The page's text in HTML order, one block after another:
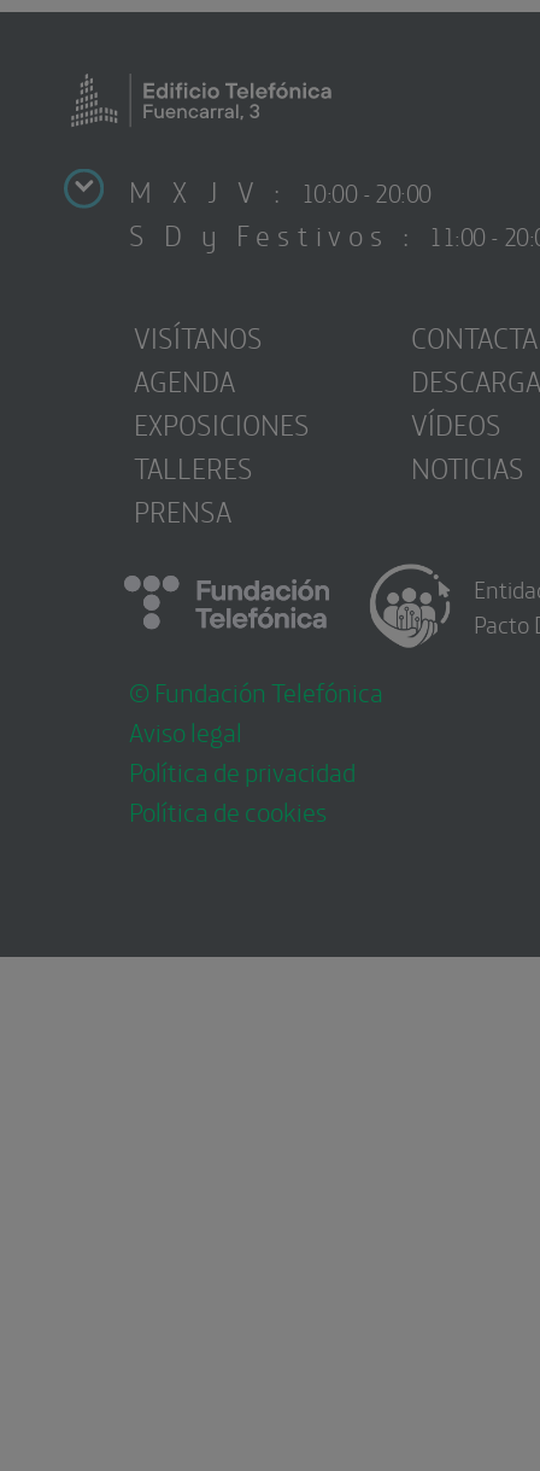
M X J V : 10:00 - 20:00
S D y Festivos : 11:00 -
VISÍTANOS
AGENDA
EXPOSICIONES
TALLERES
PRENSA
CONTACTA
VÍDEOS
NOTICIAS
© Fundación Telefónica
Aviso legal
Política de privacidad
Política de cookies
Pacto